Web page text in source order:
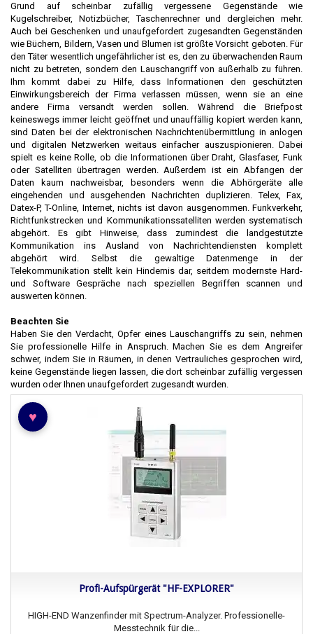
Grund auf scheinbar zufällig vergessene Gegenstände wie
Kugelschreiber, Notizbücher, Taschenrechner und dergleichen mehr.
Auch bei Geschenken und unaufgefordert zugesandten Gegenständen
wie Büchern, Bildern, Vasen und Blumen ist größte Vorsicht geboten. Für
den Täter wesentlich ungefährlicher ist es, den zu überwachenden Raum
nicht zu betreten, sondern den Lauschangriff von außerhalb zu führen.
Ihm kommt dabei zu Hilfe, dass Informationen den geschützten
Einwirkungsbereich der Firma verlassen müssen, wenn sie an eine
andere Firma versandt werden sollen. Während die Briefpost
keineswegs immer leicht geöffnet und unauffällig kopiert werden kann,
sind Daten bei der elektronischen Nachrichtenübermittlung in anlogen
und digitalen Netzwerken weitaus einfacher auszuspionieren. Dabei
spielt es keine Rolle, ob die Informationen über Draht, Glasfaser, Funk
oder Satelliten übertragen werden. Außerdem ist ein Abfangen der
Daten kaum nachweisbar, besonders wenn die Abhörgeräte alle
eingehenden und ausgehenden Nachrichten duplizieren. Telex, Fax,
Datex-P, T-Online, Internet, nichts ist davon ausgenommen. Funkverkehr,
Richtfunkstrecken und Kommunikationssatelliten werden systematisch
abgehört. Es gibt Hinweise, dass zumindest die landgestützte
Kommunikation ins Ausland von Nachrichtendiensten komplett
abgehört wird. Selbst die gewaltige Datenmenge in der
Telekommunikation stellt kein Hindernis dar, seitdem modernste Hard-
und Software Gespräche nach speziellen Begriffen scannen und
auswerten können.
Beachten Sie
Haben Sie den Verdacht, Opfer eines Lauschangriffs zu sein, nehmen
Sie professionelle Hilfe in Anspruch. Machen Sie es dem Angreifer
schwer, indem Sie in Räumen, in denen Vertrauliches gesprochen wird,
keine Gegenstände liegen lassen, die dort scheinbar zufällig vergessen
wurden oder Ihnen unaufgefordert zugesandt wurden.
♥
Profi-Aufspürgerät "HF-EXPLORER"
HIGH-END Wanzenfinder mit Spectrum-Analyzer. Professionelle-
Messtechnik für die...